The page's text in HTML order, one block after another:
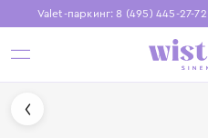
Valet-паркинг: 8 (495) 445-27-
Бесплатная доставка
Установите приложение,